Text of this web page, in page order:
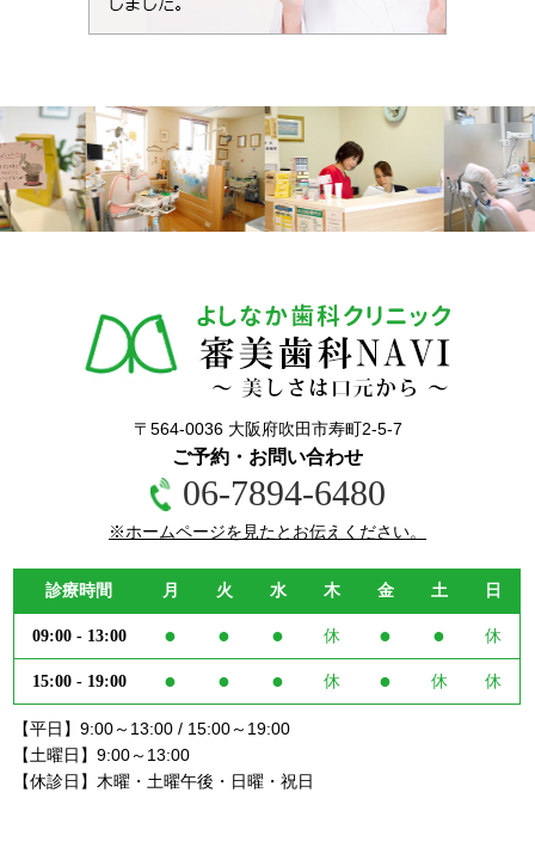
〒564-0036 大阪府吹田市寿町2-5-7
ご予約・お問い合わせ
06-7894-6480
※ホームページを見たとお伝えください。
診療時間 月 火 水 木 金 土 日
09:00 - 13:00 ● ● ● 休 ● ● 休
15:00 - 19:00 ● ● ● 休 ● 休 休
【平日】9:00～13:00 / 15:00～19:00
【土曜日】9:00～13:00
【休診日】木曜・土曜午後・日曜・祝日